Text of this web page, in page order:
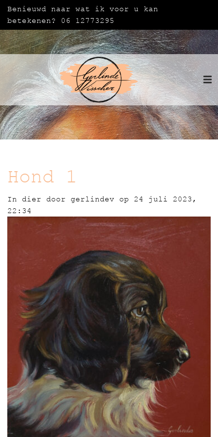
Benieuwd naar wat ik voor u kan
betekenen? 06 12773295
Hond 1
In dier door gerlindev op 24 juli 2023,
22:34